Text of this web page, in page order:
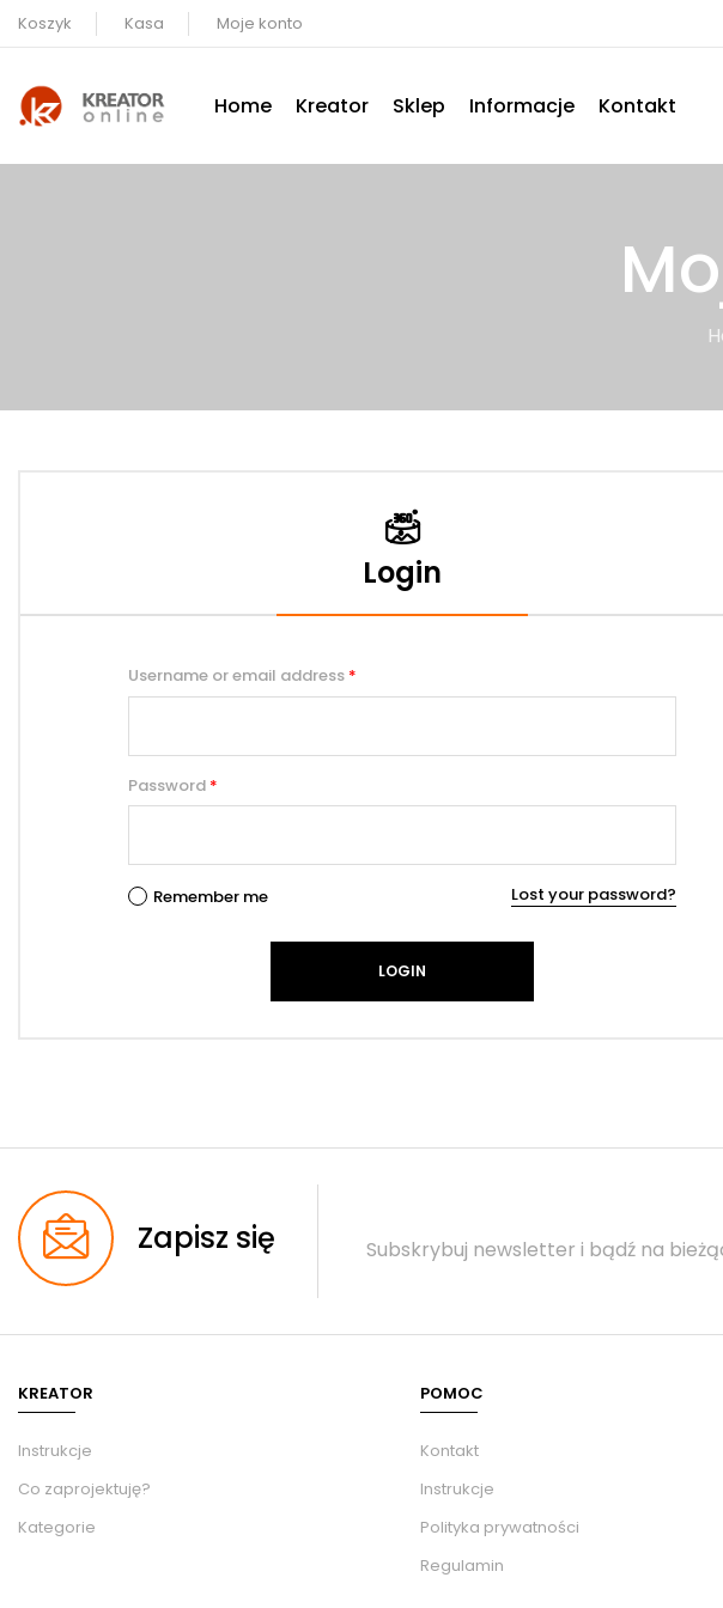
Koszyk Kasa Moje konto
Home Kreator Sklep Informacje Kontakt
Login
Username or email address *
Password *
Remember me Lost your password?
Zapisz się Subskrybuj newsletter i bądź na
KREATOR
Instrukcje
Co zaprojektuję?
Kategorie
POMOC
Kontakt
Instrukcje
Polityka prywatności
Regulamin